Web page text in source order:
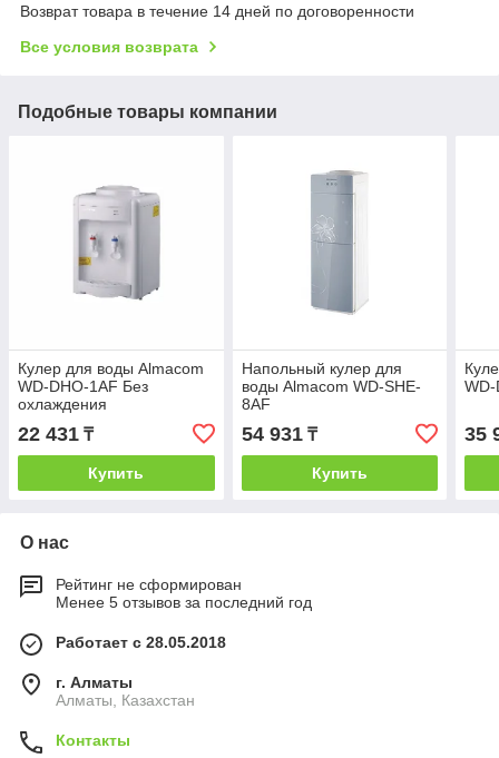
Возврат товара в течение 14 дней по договоренности
Все условия возврата
Подобные товары компании
Кулер для воды Almacom
WD-DНО-1AF Без
охлаждения
22 431 ₸
Купить
Напольный кулер для
воды Almacom WD-SHE-
8AF
54 931₸
Купить
35
О нас
Рейтинг не сформирован
Менее 5 отзывов за последний год
Работает с 28.05.2018
г. Алматы
Алматы, Казахстан
Контакты